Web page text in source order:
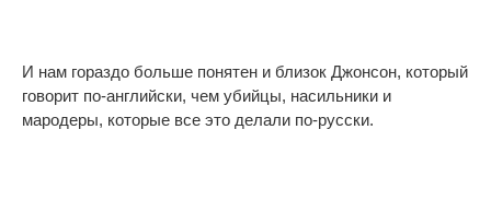
И нам гораздо больше понятен и близок Джонсон, который
говорит по-английски, чем убийцы, насильники и
мародеры, которые все это делали по-русски.